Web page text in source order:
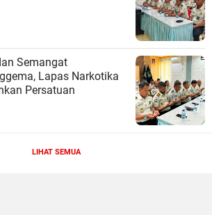
Semangat
Lapas Narkotika
Persatuan
LIHAT SEMUA